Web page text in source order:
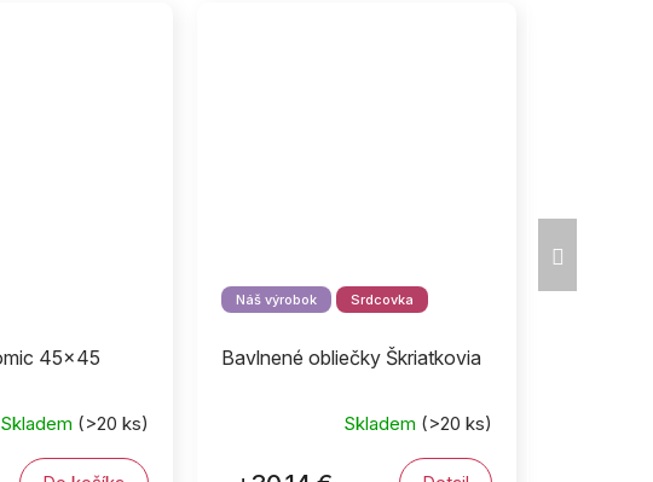
45x45
Skladem (>20 ks)
Náš výrobok Srdcovka
Bavlnené obliečky Škriatkovia
Skladem (>20 ks)